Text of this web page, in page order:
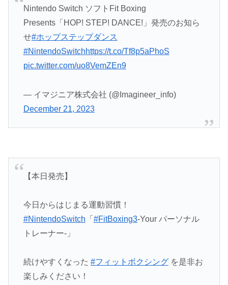
Nintendo Switch ソフトFit Boxing
Presents「HOP! STEP! DANCE!」発売のお知ら
せ#ホップステップダンス
#NintendoSwitchhttps://t.co/Tf8p5aPhoS
pic.twitter.com/uo8VemZEn9
— イマジニア株式会社 (@Imagineer_info)
December 21, 2023
【本日発売】
今日からはじまる運動習慣！
#NintendoSwitch 「 #FitBoxing3-Your パーソナル
トレーナー‐」
続けやすくなった #フィットボクシングを是非お
楽しみください！